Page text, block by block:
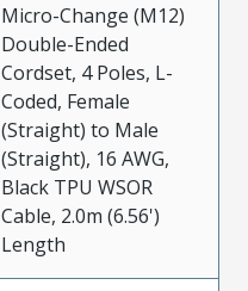
Micro-Change (M12)
Double-Ended
Cordset, 4 Poles, L-
Coded, Female
(Straight) to Male
(Straight), 16 AWG,
Black TPU WSOR
Cable, 2.0m (6.56')
Length